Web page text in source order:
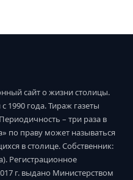
сайт о жизни столицы.
1990 года. Тираж газеты
– три раза в
по праву может называться
в столице. Собственник:
Регистрационное
г. выдано Министерством